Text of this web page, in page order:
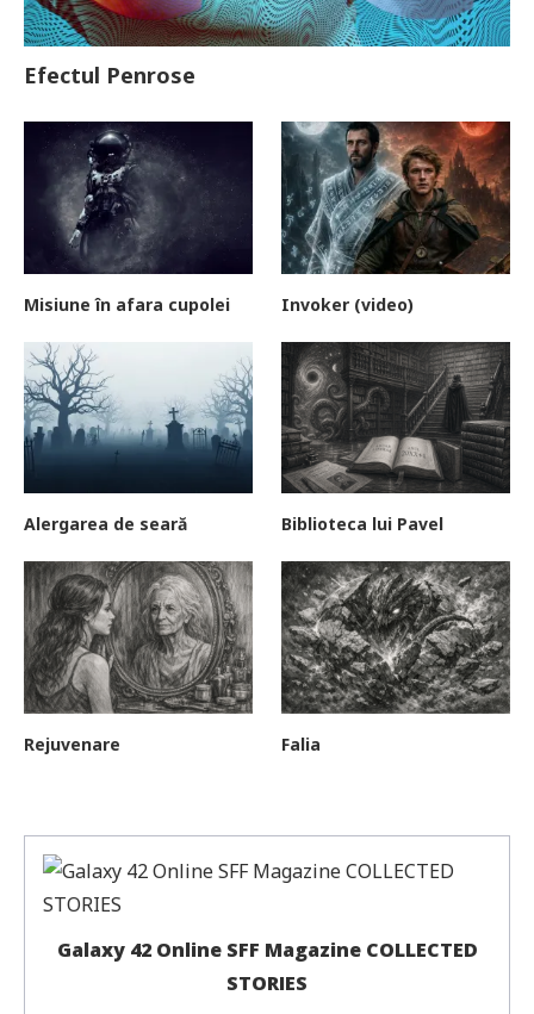
Efectul Penrose
Misiune în afara cupolei Invoker (video)
Alergarea de seară Biblioteca lui Pavel
Rejuvenare Falia
Galaxy 42 Online SFF Magazine COLLECTED
STORIES